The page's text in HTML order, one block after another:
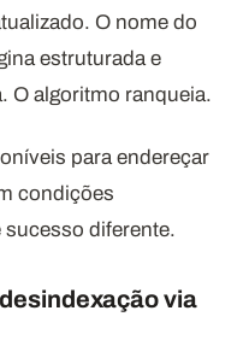
O nome do
estruturada e
O algoritmo ranqueia.
para endereçar
condições
sucesso diferente.
via